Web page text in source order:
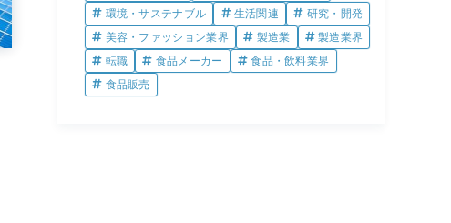
環境・サステナブル
生活関連
研究・開発
美容・ファッション業界
製造業
製造業界
転職
食品メーカー
食品・飲料業界
食品販売